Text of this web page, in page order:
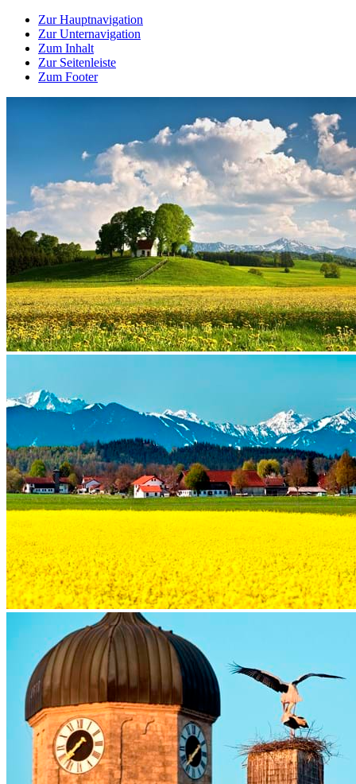
Zur Hauptnavigation
Zur Unternavigation
Zum Inhalt
Zur Seitenleiste
Zum Footer